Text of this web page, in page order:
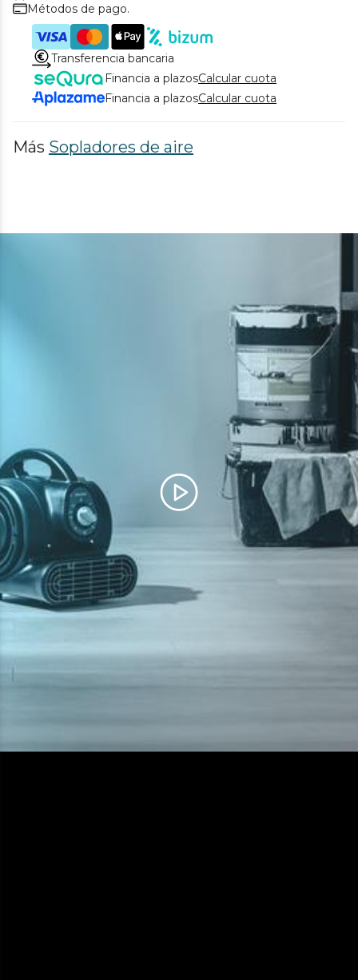
Métodos de pago.
Transferencia bancaria
Financia a plazosCalcular cuota
Financia a plazosCalcular cuota
Más Sopladores de aire